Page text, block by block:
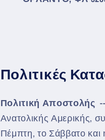
Πολιτικές
Πολιτική Αποστολής
Ανατολικής Αμερικής,
Πέμπτη, το Σάββατο και